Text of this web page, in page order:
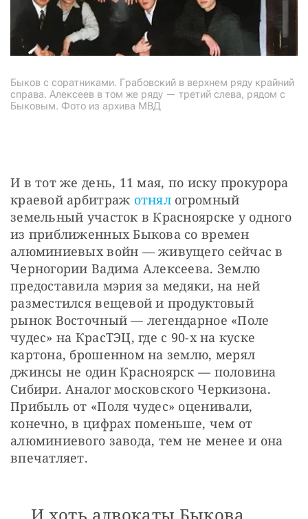
Быков с соратниками. Грабовский в верхнем ряду крайний
справа. Алексеев в том же ряду — третий слева, рядом с
Быковым. Фото из архива МВД
И в тот же день, 11 мая, по иску прокурора
краевой арбитраж отнял огромный
земельный участок в Красноярске у одного
из приближенных Быкова со времен
алюминиевых войн — живущего сейчас в
Черногории Вадима Алексеева. Землю
предоставила мэрия за медяки, на ней
разместился вещевой и продуктовый
рынок Восточный — легендарное «Поле
чудес» на КрасТЭЦ, где с 90-х на куске
картона, брошенном на землю, мерял
джинсы не один Красноярск — половина
Сибири. Аналог московского Черкизона.
Прибыль от «Поля чудес» оценивали,
конечно, в цифрах поменьше, чем от
алюминиевого завода, тем не менее и она
впечатляет.
И хоть адвокаты Быкова